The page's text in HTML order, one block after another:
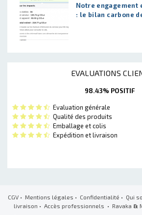
Notre engagement
: le bilan carbone
EVALUATIONS
98.43% POSITIF
Evaluation générale
Qualité des produits
Emballage et colis
Expédition et livraison
CGV • Mentions légales • Confidentialité • Qui
livraison • Accès professionnels • Ravaka &